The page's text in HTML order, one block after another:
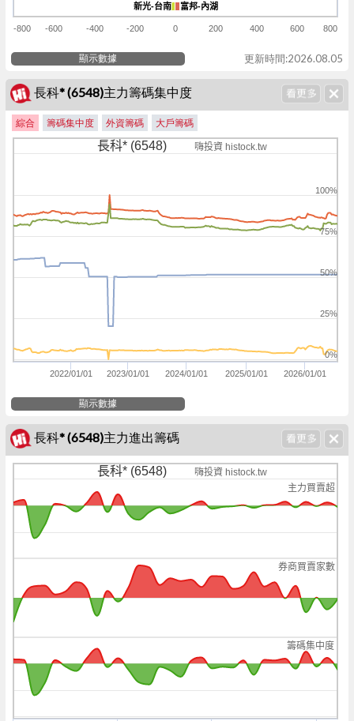
富邦-內湖
富邦-內湖
新光-台南
新光-台南
-800 -600 -400 -200 0 200 400 600 800
顯示數據 更新時間:2026.08.05
長科* (6548)主力籌碼集中度
綜合 籌碼集中度 外資籌碼 大戶籌碼
長科* (6548) 嗨投資 histock.tw
2022/01/01 2023/01/01 2024/01/01 2025/01/01 2026/01/01
0%
25%
50%
75%
100%
顯示數據
長科* (6548)主力進出籌碼
主力買賣超
券商買賣家數
籌碼集中度
長科* (6548) 嗨投資 histock.tw